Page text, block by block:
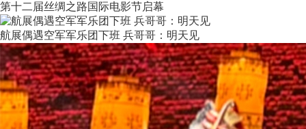
第十二届丝绸之路国际电影节启幕
航展偶遇空军军乐团下班 兵哥哥：明天见